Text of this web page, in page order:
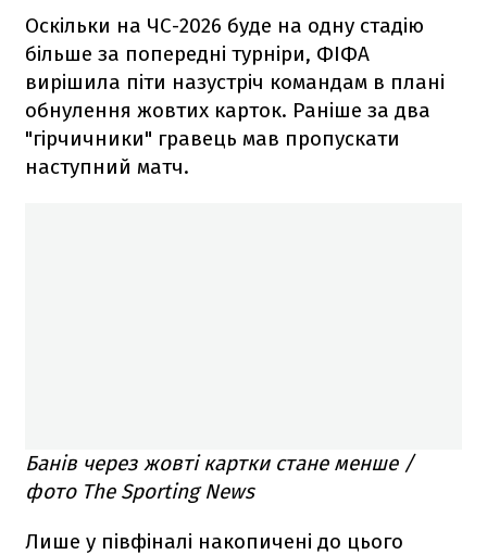
Оскільки на ЧС-2026 буде на одну стадію
більше за попередні турніри, ФІФА
вирішила піти назустріч командам в плані
обнулення жовтих карток. Раніше за два
"гірчичники" гравець мав пропускати
наступний матч.
Банів через жовті картки стане менше /
фото The Sporting News
Лише у півфіналі накопичені до цього